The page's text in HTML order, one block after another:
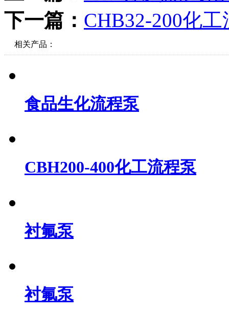
关闭本页
上一篇：
下一篇：
相关产品：
食品生化流程泵
CBH200-400化工流程泵